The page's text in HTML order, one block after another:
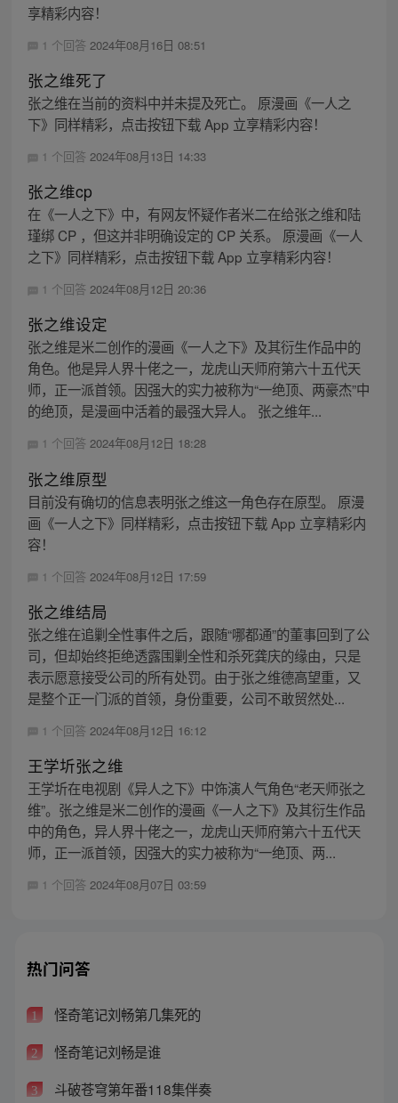
享精彩内容！
1 个回答 2024年08月16日 08:51
张之维死了
张之维在当前的资料中并未提及死亡。 原漫画《一人之
下》同样精彩，点击按钮下载 App 立享精彩内容！
1 个回答 2024年08月13日 14:33
张之维cp
在《一人之下》中，有网友怀疑作者米二在给张之维和陆
瑾绑 CP ，但这并非明确设定的 CP 关系。 原漫画《一人
之下》同样精彩，点击按钮下载 App 立享精彩内容！
1 个回答 2024年08月12日 20:36
张之维设定
张之维是米二创作的漫画《一人之下》及其衍生作品中的
角色。他是异人界十佬之一，龙虎山天师府第六十五代天
师，正一派首领。因强大的实力被称为“一绝顶、两豪杰”中
的绝顶，是漫画中活着的最强大异人。 张之维年...
1 个回答 2024年08月12日 18:28
张之维原型
目前没有确切的信息表明张之维这一角色存在原型。 原漫
画《一人之下》同样精彩，点击按钮下载 App 立享精彩内
容！
1 个回答 2024年08月12日 17:59
张之维结局
张之维在追剿全性事件之后，跟随“哪都通”的董事回到了公
司，但却始终拒绝透露围剿全性和杀死龚庆的缘由，只是
表示愿意接受公司的所有处罚。由于张之维德高望重，又
是整个正一门派的首领，身份重要，公司不敢贸然处...
1 个回答 2024年08月12日 16:12
王学圻张之维
王学圻在电视剧《异人之下》中饰演人气角色“老天师张之
维”。张之维是米二创作的漫画《一人之下》及其衍生作品
中的角色，异人界十佬之一，龙虎山天师府第六十五代天
师，正一派首领，因强大的实力被称为“一绝顶、两...
1 个回答 2024年08月07日 03:59
热门问答
1 怪奇笔记刘畅第几集死的
2 怪奇笔记刘畅是谁
3 斗破苍穹第年番118集伴奏